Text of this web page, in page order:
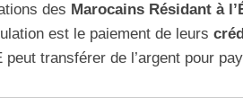
des Marocains Résidant à
est le paiement de leurs
transférer de l’argent pour